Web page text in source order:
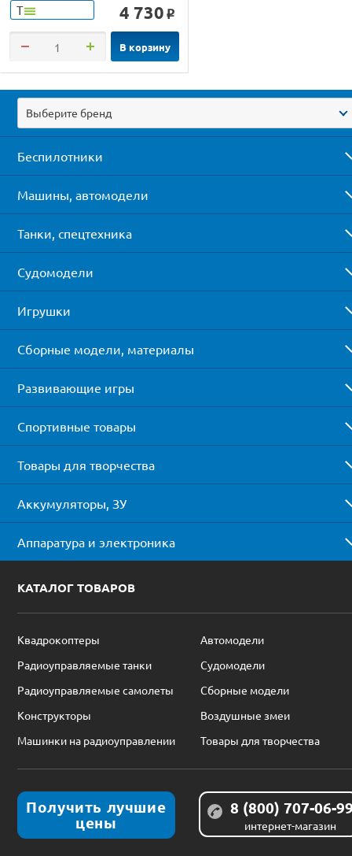
Т 4 730 o
В корзину
Выберите бренд
Беспилотники
Машины, автомодели
Танки, спецтехника
Судомодели
Игрушки
Сборные модели, материалы
Развивающие игры
Спортивные товары
Товары для творчества
Аккумуляторы, ЗУ
Аппаратура и электроника
КАТАЛОГ ТОВАРОВ
Квадрокоптеры
Автомодели
Радиоуправляемые танки
Судомодели
Радиоуправляемые самолеты
Сборные модели
Конструкторы
Воздушные змеи
Машинки на радиоуправлении
Товары для творчества
Получить лучшие
цены
8 (800) 707-06-
интернет-магазин